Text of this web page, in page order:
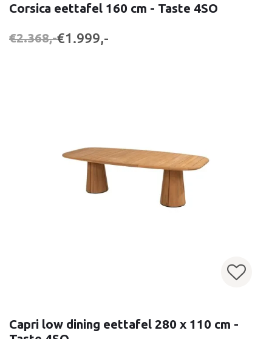
Corsica eettafel 160 cm - Taste 4SO
€2.368,-€1.999,-
Capri low dining eettafel 280 x 110 cm -